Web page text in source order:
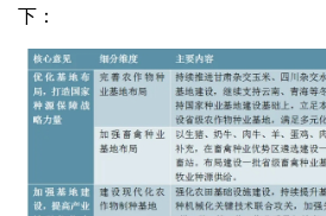
下：